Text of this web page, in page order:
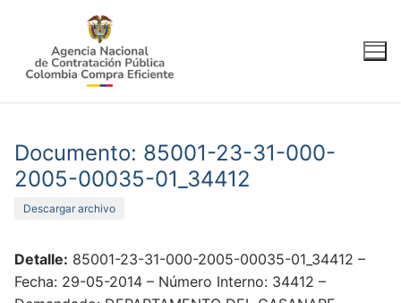
contenido
Documento: 85001-23-31-000-
2005-00035-01_34412
Descargar archivo
Detalle: 85001-23-31-000-2005-00035-01_34412 –
Fecha: 29-05-2014 – Número Interno: 34412 –